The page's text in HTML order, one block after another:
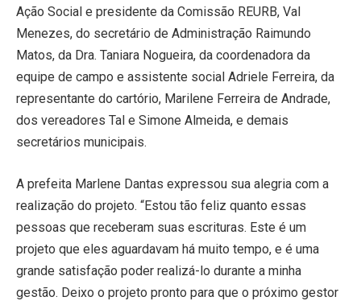
Ação Social e presidente da Comissão REURB, Val
Menezes, do secretário de Administração Raimundo
Matos, da Dra. Taniara Nogueira, da coordenadora da
equipe de campo e assistente social Adriele Ferreira, da
representante do cartório, Marilene Ferreira de Andrade,
dos vereadores Tal e Simone Almeida, e demais
secretários municipais.
A prefeita Marlene Dantas expressou sua alegria com a
realização do projeto. “Estou tão feliz quanto essas
pessoas que receberam suas escrituras. Este é um
projeto que eles aguardavam há muito tempo, e é uma
grande satisfação poder realizá-lo durante a minha
gestão. Deixo o projeto pronto para que o próximo gestor